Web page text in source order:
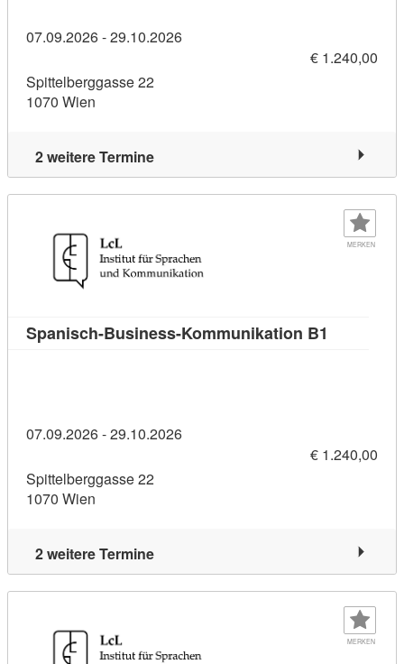
07.09.2026 - 29.10.2026
€ 1.240,00
Spittelberggasse 22
1070 Wien
2 weitere Termine
MERKEN
Spanisch-Business-Kommunikation B1
07.09.2026 - 29.10.2026
€ 1.240,00
Spittelberggasse 22
1070 Wien
2 weitere Termine
MERKEN